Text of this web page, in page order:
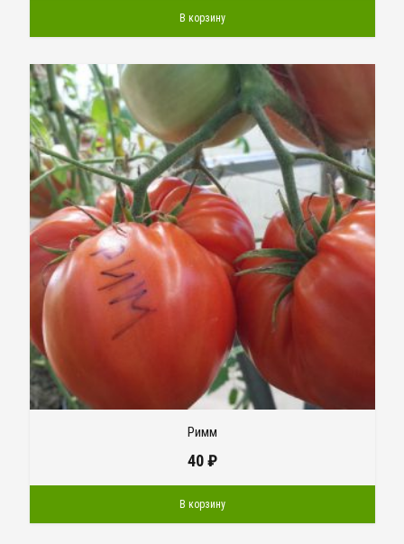
В корзину
Римм
40₽
В корзину